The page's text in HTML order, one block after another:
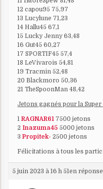
12 capou95 75,97
13 Lucylune 71,23
14 Hallu45 67,1
15 Lucky Jenny 63,48
16 Gut45 60,27
17 SPORTIF45 57,4
18 LeVivarois 54,81
19 Tracmin 52,48
20 Blackmoro 50,36
21 TheSpoonMan 48,42
Jetons gagnés pour la Super
1RAGNAR61 7500 jetons
2 Inazuma45 5000 jetons
3Propitek- 2500 jetons
Félicitations à tous les
5 juin 2023 à 16 h 51en